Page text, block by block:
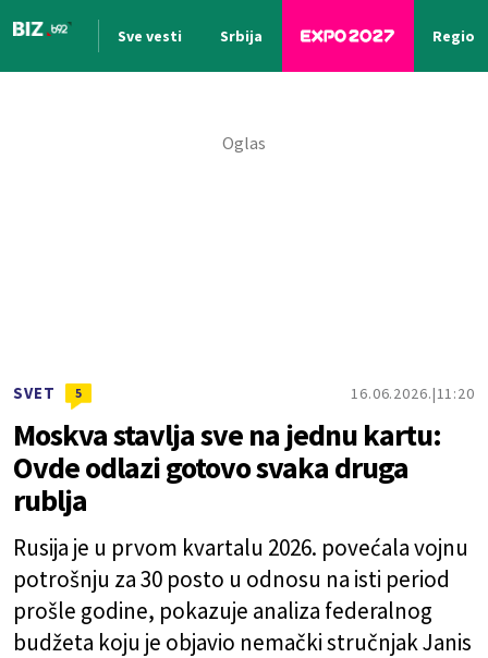
Sve vesti Srbija Region
SVET 5 16.06.2026. 11:20
Moskva stavlja sve na jednu kartu:
Ovde odlazi gotovo svaka druga
rublja
Rusija je u prvom kvartalu 2026. povećala vojnu
potrošnju za 30 posto u odnosu na isti period
prošle godine, pokazuje analiza federalnog
budžeta koju je objavio nemački stručnjak Janis